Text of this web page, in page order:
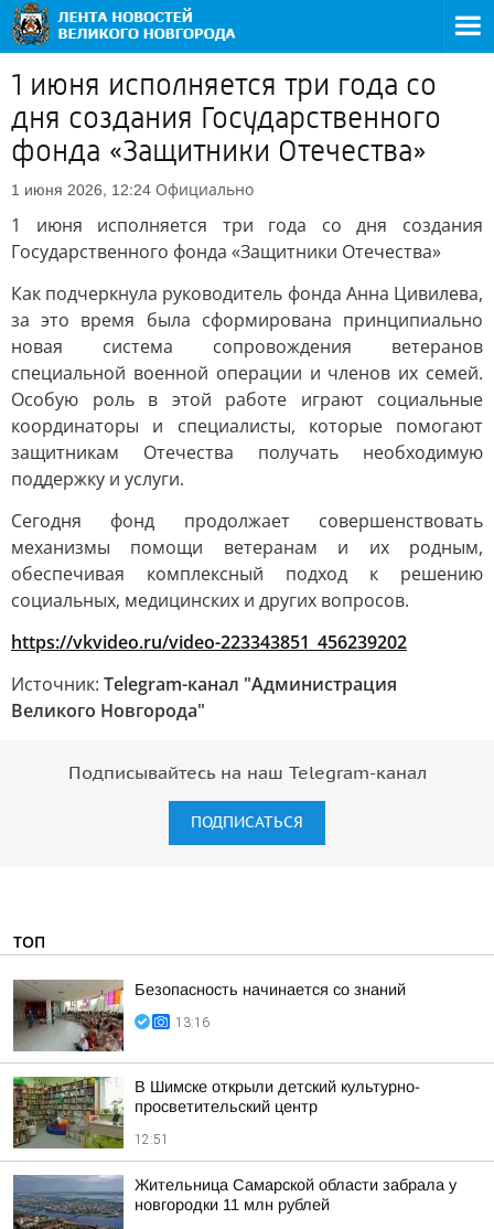
1 июня исполняется три года со
дня создания Государственного
фонда «Защитники Отечества»
1 июня 2026, 12:24 Официально
1 июня исполняется три года со дня создания
Государственного фонда «Защитники Отечества»
Как подчеркнула руководитель фонда Анна Цивилева,
за это время была сформирована принципиально
новая система сопровождения ветеранов
специальной военной операции и членов их семей.
Особую роль в этой работе играют социальные
координаторы и специалисты, которые помогают
защитникам Отечества получать необходимую
поддержку и услуги.
Сегодня фонд продолжает совершенствовать
механизмы помощи ветеранам и их родным,
обеспечивая комплексный подход к решению
социальных, медицинских и других вопросов.
https://vkvideo.ru/video-223343851_456239202
Источник: Telegram-канал "Администрация
Великого Новгорода"
Подписывайтесь на наш Telegram-канал
ПОДПИСАТЬСЯ
ТОП
Безопасность начинается со знаний
13:16
В Шимске открыли детский культурно-
просветительский центр
12:51
Жительница Самарской области забрала у
новгородки 11 млн рублей